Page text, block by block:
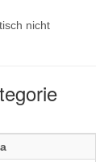
nicht